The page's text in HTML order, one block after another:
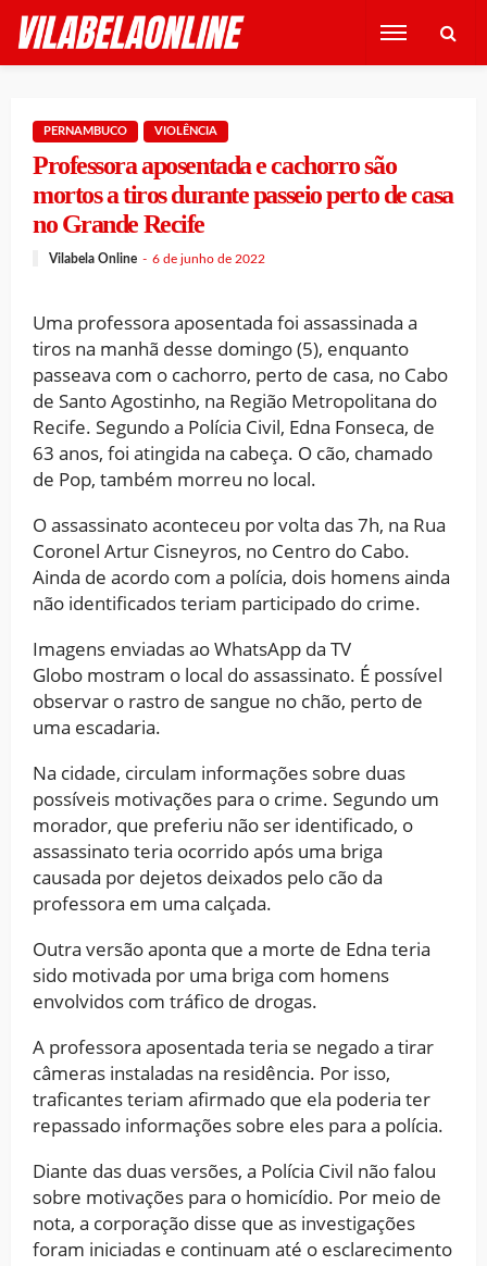
PERNAMBUCO VIOLÊNCIA
Professora aposentada e cachorro são
mortos a tiros durante passeio perto de casa
no Grande Recife
Vilabela Online 6 de junho de 2022
Uma professora aposentada foi assassinada a
tiros na manhã desse domingo (5), enquanto
passeava com o cachorro, perto de casa, no Cabo
de Santo Agostinho, na Região Metropolitana do
Recife. Segundo a Polícia Civil, Edna Fonseca, de
63 anos, foi atingida na cabeça. O cão, chamado
de Pop, também morreu no local.
O assassinato aconteceu por volta das 7h, na Rua
Coronel Artur Cisneyros, no Centro do Cabo.
Ainda de acordo com a polícia, dois homens ainda
não identificados teriam participado do crime.
Imagens enviadas aoWhatsApp da TV
Globo mostram o local do assassinato. É possível
observar o rastro de sangue no chão, perto de
uma escadaria.
Na cidade, circulam informações sobre duas
possíveis motivações para o crime. Segundo um
morador, que preferiu não ser identificado, o
assassinato teria ocorrido após uma briga
causada por dejetos deixados pelo cão da
professora em uma calçada.
Outra versão aponta que a morte de Edna teria
sido motivada por uma briga com homens
envolvidos com tráfico de drogas.
A professora aposentada teria se negado a tirar
câmeras instaladas na residência. Por isso,
traficantes teriam afirmado que ela poderia ter
repassado informações sobre eles para a polícia.
Diante das duas versões, a Polícia Civil não falou
sobre motivações para o homicídio. Por meio de
nota, a corporação disse que as investigações
foram iniciadas e continuam até o esclarecimento